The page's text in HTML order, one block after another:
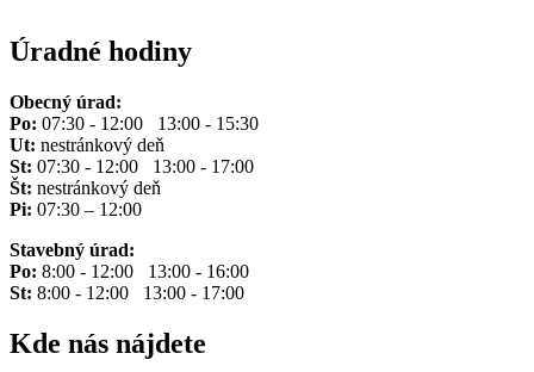
Úradné hodiny
Obecný úrad:
Po: 07:30 - 12:00 13:00 - 15:30
Ut: nestránkový deň
St: 07:30 - 12:00 13:00 - 17:00
Št: nestránkový deň
Pi: 07:30 – 12:00
Stavebný úrad:
Po: 8:00 - 12:00 13:00 - 16:00
St: 8:00 - 12:00 13:00 - 17:00
Kde nás nájdete